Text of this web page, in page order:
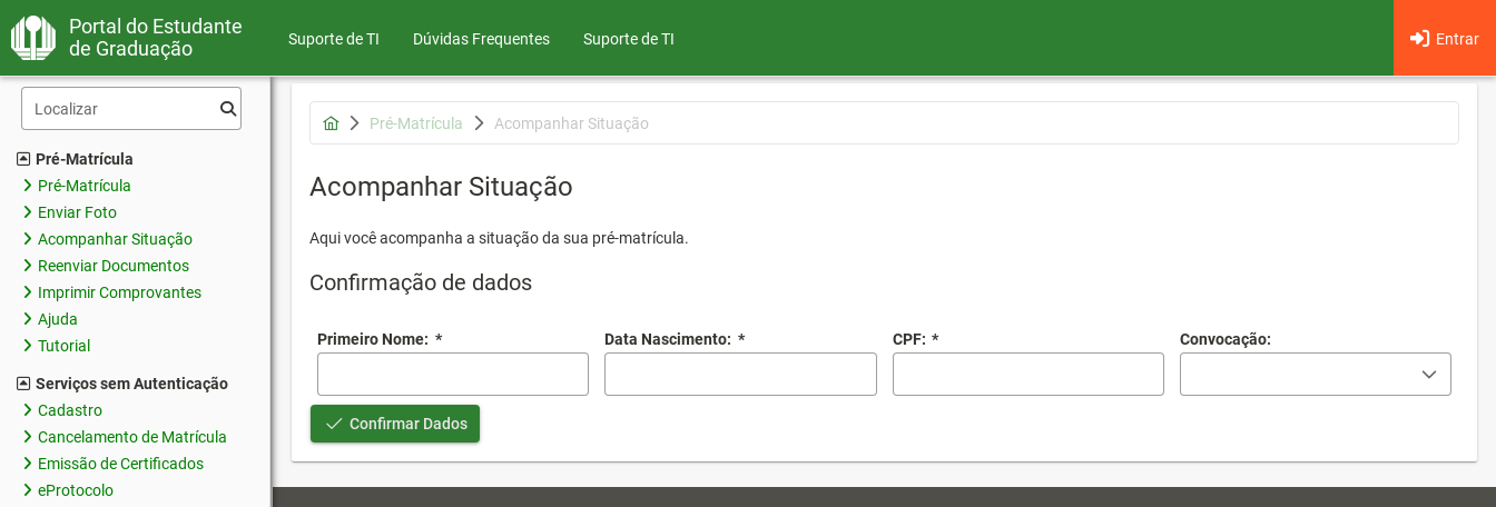
Portal do Estudante
de Graduação
Suporte de TI Dúvidas Frequentes Entrar
Suporte de TI
Pré-Matrícula
Pré-Matrícula
Enviar Foto
Acompanhar Situação
Reenviar Documentos
Imprimir Comprovantes
Ajuda
Tutorial
Serviços sem Autenticação
Cadastro
Cancelamento de Matrícula
Emissão de Certificados
eProtocolo
Pré-Matrícula Acompanhar Situação
Acompanhar Situação
Aqui você acompanha a situação da sua pré-matrícula.
Confirmação de dados
Primeiro Nome: * Data Nascimento: * CPF: * Convocação:
Confirmar Dados